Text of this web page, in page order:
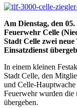
Am Dienstag, den
Feuerwehr Celle
Stadt Celle zwei
Einsatzdienst
In einem kleinen
Stadt Celle, den
und Celle-
Feuerwehr wurden die
übergeben.